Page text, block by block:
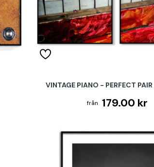
VINTAGE PIANO - PERFECT
179.00 kr